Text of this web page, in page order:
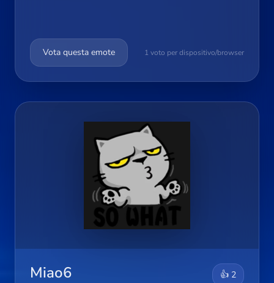
Vota questa emote 1 voto per dispositivo/browser
Miao6 👍 2